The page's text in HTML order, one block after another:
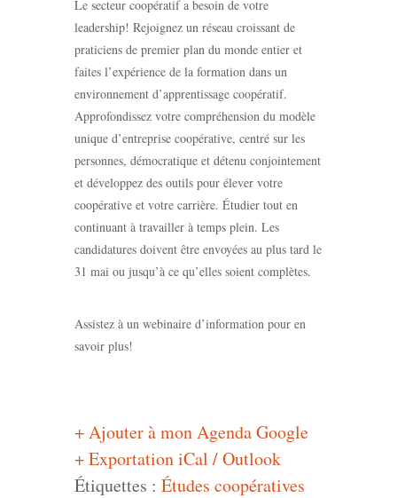
Le secteur coopératif a besoin de votre
leadership! Rejoignez un réseau croissant de
praticiens de premier plan du monde entier et
faites l’expérience de la formation dans un
environnement d’apprentissage coopératif.
Approfondissez votre compréhension du modèle
unique d’entreprise coopérative, centré sur les
personnes, démocratique et détenu conjointement
et développez des outils pour élever votre
coopérative et votre carrière. Étudier tout en
continuant à travailler à temps plein. Les
candidatures doivent être envoyées au plus tard le
31 mai ou jusqu’à ce qu’elles soient complètes.
Assistez à un webinaire d’information pour en
savoir plus!
+ Ajouter à mon Agenda Google
+ Exportation iCal / Outlook
Étiquettes : Études coopératives